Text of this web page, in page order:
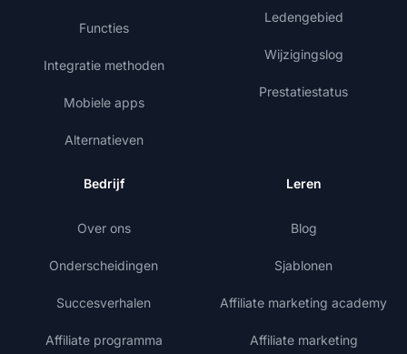
Functies
Integratie methoden
Mobiele apps
Alternatieven
Ledengebied
Wijzigingslog
Prestatiestatus
Bedrijf
Over ons
Onderscheidingen
Succesverhalen
Affiliate programma
Leren
Blog
Sjablonen
Affiliate marketing academy
Affiliate marketing